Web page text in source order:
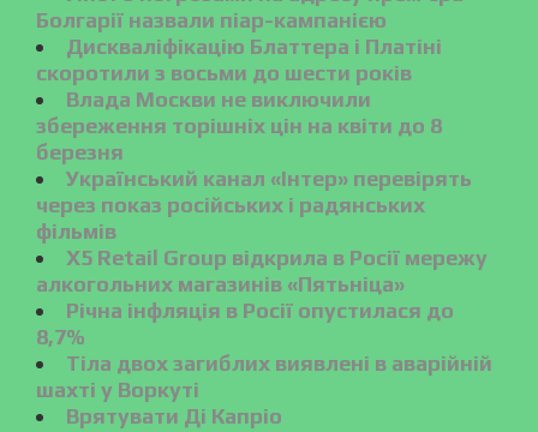
Болгарії назвали піар-кампанією
Дискваліфікацію Блаттера і Платіні
скоротили з восьми до шести років
Влада Москви не виключили
збереження торішніх цін на квіти до 8
березня
Український канал «Інтер» перевірять
через показ російських і радянських
фільмів
X5 Retail Group відкрила в Росії мережу
алкогольних магазинів «Пятьніца»
Річна інфляція в Росії опустилася до
8,7%
Тіла двох загиблих виявлені в аварійній
шахті у Воркуті
Врятувати Ді Капріо